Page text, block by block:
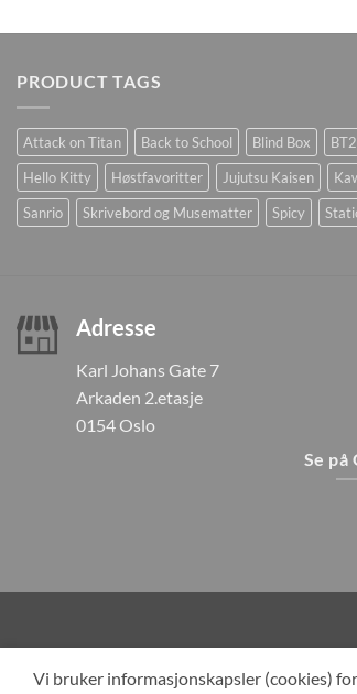
PRODUCT TAGS
Attack on Titan Back to School Blind Box
Hello Kitty
Høstfavoritter Jujutsu Kaisen
Sanrio
Skrivebord og Musematter Spicy
Adresse
Karl Johans Gate 7
Arkaden 2.etasje
0154 Oslo
Se på
Vi bruker informasjonskapsler (cookies)